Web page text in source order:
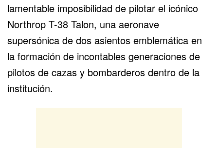
lamentable imposibilidad de pilotar el icónico
Northrop T-38 Talon, una aeronave
supersónica de dos asientos emblemática en
la formación de incontables generaciones de
pilotos de cazas y bombarderos dentro de la
institución.